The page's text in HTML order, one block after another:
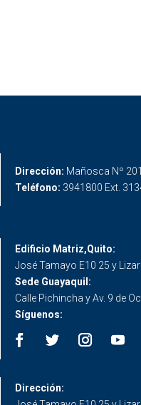
Dirección: Mañosca Nº
Teléfono: 3941800 Ext.
Edificio Matriz,Quito:
José Tamayo E10 25 y
Sede Guayaquil:
Calle Pichincha y Av. 9 de
Síguenos:
Dirección: